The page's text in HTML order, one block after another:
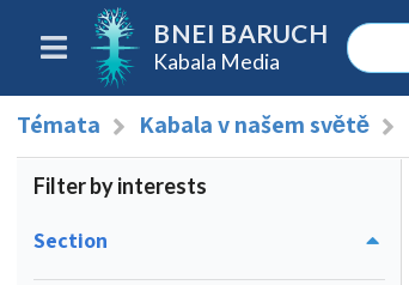
BNEI BARUCH
Kabala Media
Témata Kabala v našem světě
Filter by interests
Section